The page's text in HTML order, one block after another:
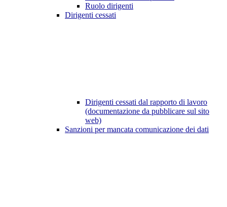
Ruolo dirigenti
Dirigenti cessati
Dirigenti cessati dal rapporto di lavoro
(documentazione da pubblicare sul sito
web)
Sanzioni per mancata comunicazione dei dati